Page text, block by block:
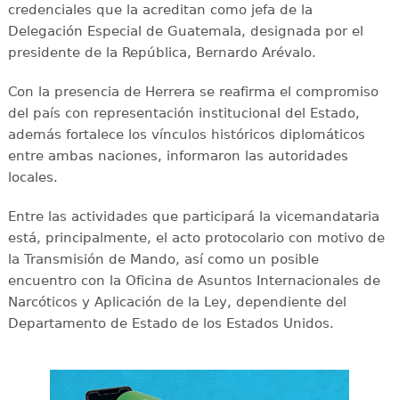
credenciales que la acreditan como jefa de la
Delegación Especial de Guatemala, designada por el
presidente de la República, Bernardo Arévalo.
Con la presencia de Herrera se reafirma el compromiso
del país con representación institucional del Estado,
además fortalece los vínculos históricos diplomáticos
entre ambas naciones, informaron las autoridades
locales.
Entre las actividades que participará la vicemandataria
está, principalmente, el acto protocolario con motivo de
la Transmisión de Mando, así como un posible
encuentro con la Oficina de Asuntos Internacionales de
Narcóticos y Aplicación de la Ley, dependiente del
Departamento de Estado de los Estados Unidos.